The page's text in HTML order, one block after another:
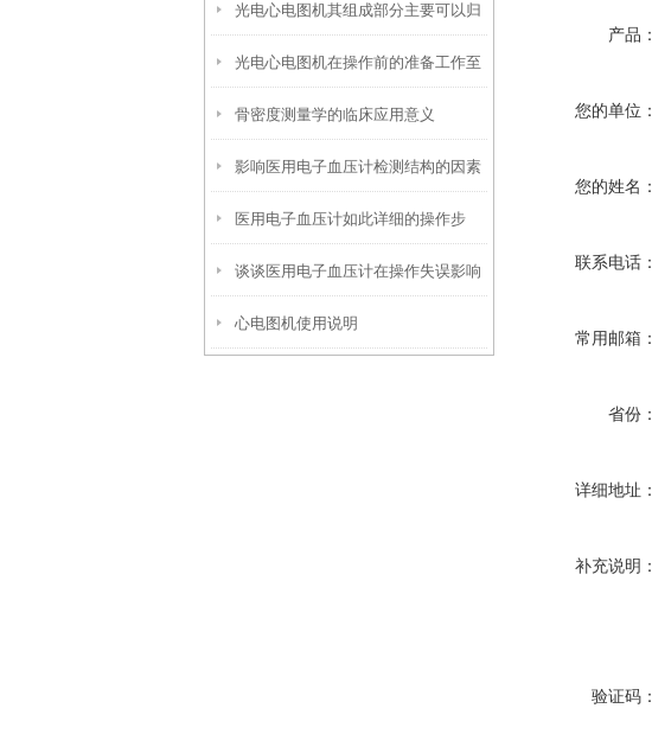
步骤
光电心电图机其组成部分主要可以归
纳为以下三大核心模块
光电心电图机在操作前的准备工作至
关重要
骨密度测量学的临床应用意义
影响医用电子血压计检测结构的因素
有哪些？
医用电子血压计如此详细的操作步
骤，你知道吗？
谈谈医用电子血压计在操作失误影响
测量结果
心电图机使用说明
产品：
您的单位：
您的姓名：
联系电话：
常用邮箱：
省份：
详细地址：
补充说明：
验证码：